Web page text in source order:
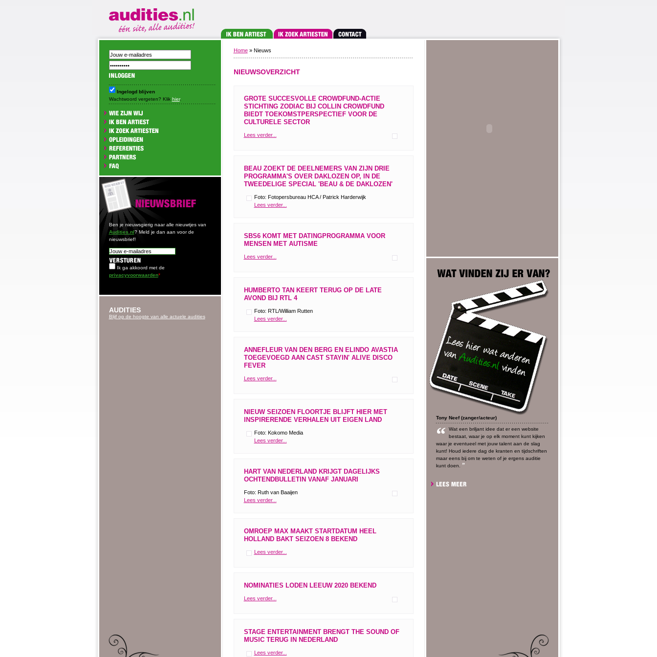
Ingelogd blijven
Wachtwoord vergeten? Klik hier.
Ben je nieuwsgierig naar alle nieuwtjes van
Audities.nl? Meld je dan aan voor de
nieuwsbrief!
Ik ga akkoord met de
privacyvoorwaarden*
AUDITIES
Blijf op de hoogte van alle actuele audities
Home » Nieuws
NIEUWSOVERZICHT
GROTE SUCCESVOLLE CROWDFUND-ACTIE
STICHTING ZODIAC BIJ COLLIN CROWDFUND
BIEDT TOEKOMSTPERSPECTIEF VOOR DE
CULTURELE SECTOR
Lees verder...
BEAU ZOEKT DE DEELNEMERS VAN ZIJN DRIE
PROGRAMMA'S OVER DAKLOZEN OP, IN DE
TWEEDELIGE SPECIAL 'BEAU & DE DAKLOZEN'
Foto: Fotopersbureau HCA / Patrick Harderwijk
Lees verder...
SBS6 KOMT MET DATINGPROGRAMMA VOOR
MENSEN MET AUTISME
Lees verder...
HUMBERTO TAN KEERT TERUG OP DE LATE
AVOND BIJ RTL 4
Foto: RTL/William Rutten
Lees verder...
ANNEFLEUR VAN DEN BERG EN ELINDO AVASTIA
TOEGEVOEGD AAN CAST STAYIN' ALIVE DISCO
FEVER
Lees verder...
NIEUW SEIZOEN FLOORTJE BLIJFT HIER MET
INSPIRERENDE VERHALEN UIT EIGEN LAND
Foto: Kokomo Media
Lees verder...
HART VAN NEDERLAND KRIJGT DAGELIJKS
OCHTENDBULLETIN VANAF JANUARI
Foto: Ruth van Baaijen
Lees verder...
OMROEP MAX MAAKT STARTDATUM HEEL
HOLLAND BAKT SEIZOEN 8 BEKEND
Lees verder...
NOMINATIES LODEN LEEUW 2020 BEKEND
Lees verder...
STAGE ENTERTAINMENT BRENGT THE SOUND OF
MUSIC TERUG IN NEDERLAND
Lees verder...
Tony Neef (zanger/acteur)
“
Wat een briljant idee dat er een website
bestaat, waar je op elk moment kunt kijken
waar je eventueel met jouw talent aan de slag
kunt! Houd iedere dag de kranten en tijdschriften
maar eens bij om te weten of je ergens auditie
kunt doen. ”